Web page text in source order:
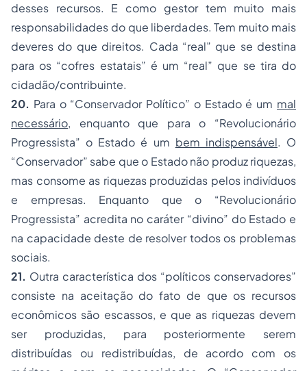
desses recursos. E como gestor tem muito mais
responsabilidades do que liberdades. Tem muito mais
deveres do que direitos. Cada “real” que se destina
para os “cofres estatais” é um “real” que se tira do
cidadão/contribuinte.
20. Para o “Conservador Político” o Estado é um mal
necessário, enquanto que para o “Revolucionário
Progressista” o Estado é um bem indispensável. O
“Conservador” sabe que o Estado não produz riquezas,
mas consome as riquezas produzidas pelos indivíduos
e empresas. Enquanto que o “Revolucionário
Progressista” acredita no caráter “divino” do Estado e
na capacidade deste de resolver todos os problemas
sociais.
21. Outra característica dos “políticos conservadores”
consiste na aceitação do fato de que os recursos
econômicos são escassos, e que as riquezas devem
ser produzidas, para posteriormente serem
distribuídas ou redistribuídas, de acordo com os